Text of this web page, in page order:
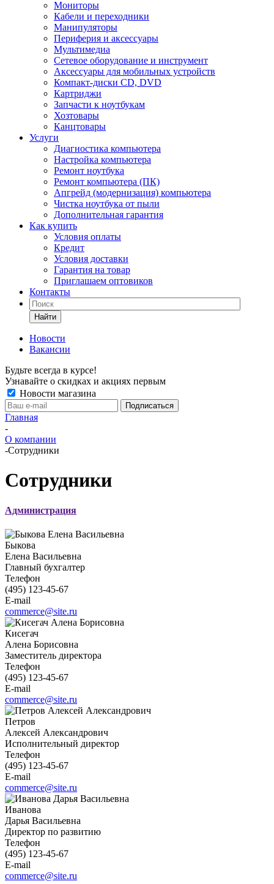
Мониторы
Кабели и переходники
Манипуляторы
Периферия и аксессуары
Мультимедиа
Сетевое оборудование и инструмент
Аксессуары для мобильных устройств
Компакт-диски CD, DVD
Картриджи
Запчасти к ноутбукам
Хозтовары
Канцтовары
Услуги
Диагностика компьютера
Настройка компьютера
Ремонт ноутбука
Ремонт компьютера (ПК)
Апгрейд (модернизация) компьютера
Чистка ноутбука от пыли
Дополнительная гарантия
Как купить
Условия оплаты
Кредит
Условия доставки
Гарантия на товар
Приглашаем оптовиков
Контакты
Найти
Новости
Вакансии
Будьте всегда в курсе!
Узнавайте о скидках и акциях первым
Новости магазина
Главная
-
О компании
-Сотрудники
Сотрудники
Администрация
Быкова
Елена Васильевна
Главный бухгалтер
Телефон
(495) 123-45-67
E-mail
commerce@site.ru
Кисегач
Алена Борисовна
Заместитель директора
Телефон
(495) 123-45-67
E-mail
commerce@site.ru
Петров
Алексей Александрович
Исполнительный директор
Телефон
(495) 123-45-67
E-mail
commerce@site.ru
Иванова
Дарья Васильевна
Директор по развитию
Телефон
(495) 123-45-67
E-mail
commerce@site.ru